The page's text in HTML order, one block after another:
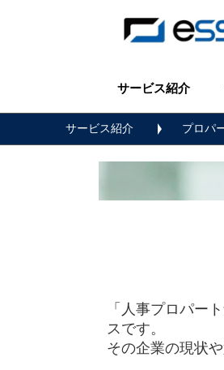
サービス紹介
サービス紹介 プロパ
「人事プロパー
スです。
その企業の現状